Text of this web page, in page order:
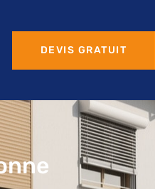
DEVIS GRATUIT